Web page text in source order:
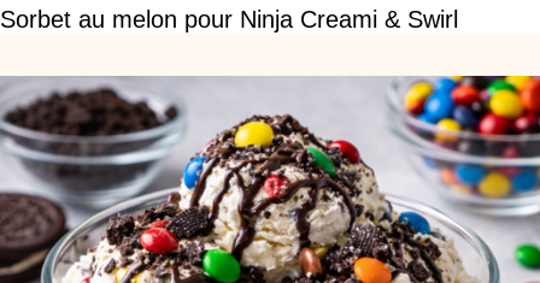
Sorbet au melon pour Ninja Creami & Swirl